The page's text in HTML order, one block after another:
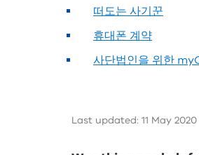
떠도는 사기꾼
휴대폰 계약
사단법인을 위한
Last updated: 11 May 2020